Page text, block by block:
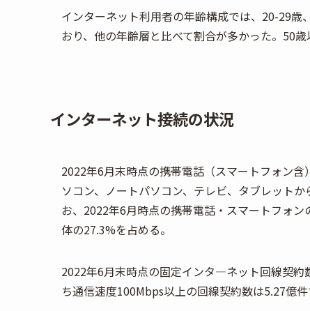
インターネット利用者の年齢構成では、20-29
おり、他の年齢層と比べて割合が多かった。50歳
インターネット接続の状況
2022年6月末時点の携帯電話（スマートフォン
ソコン、ノートパソコン、テレビ、タブレット
お、2022年6月時点の携帯電話・スマートフォ
体の27.3%を占める。
2022年6月末時点の固定インタ―ネット回線契
ち通信速度100Mbps以上の回線契約数は5.27億